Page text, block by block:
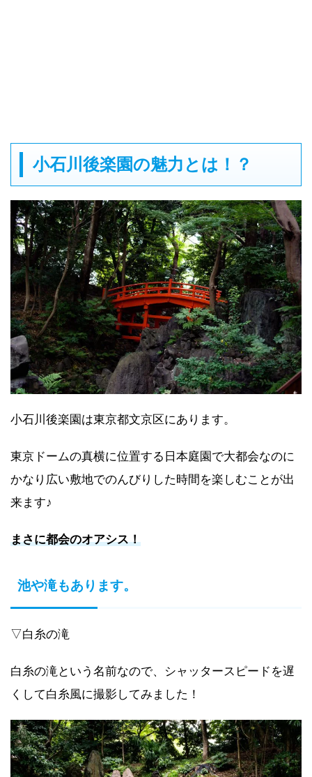
小石川後楽園の魅力とは！？
小石川後楽園は東京都文京区にあります。
東京ドームの真横に位置する日本庭園で大都会なのに
かなり広い敷地でのんびりした時間を楽しむことが出
来ます♪
まさに都会のオアシス！
池や滝もあります。
▽白糸の滝
白糸の滝という名前なので、シャッタースピードを遅
くして白糸風に撮影してみました！